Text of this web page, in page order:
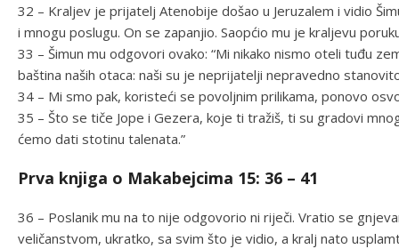
32 – Kraljev je prijatelj Atenobije došao u Jeruzalem i vidio
i mnogu poslugu. On se zapanjio. Saopćio mu je kraljevu
33 – Šimun mu odgovori ovako: “Mi nikako nismo oteli tuđu
baština naših otaca: naši su je neprijatelji nepravedno
34 – Mi smo pak, koristeći se povoljnim prilikama, ponovo
35 – Što se tiče Jope i Gezera, koje ti tražiš, ti su gradovi
ćemo dati stotinu talenata.”
Prva knjiga o Makabejcima 15: 36 – 41
36 – Poslanik mu na to nije odgovorio ni riječi. Vratio se
veličanstvom, ukratko, sa svim što je vidio, a kralj nato